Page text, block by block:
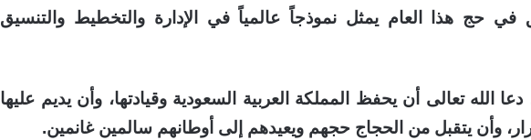
حج هذا العام يمثل نموذجاً عالمياً في الإدارة والتخطيط والتنسيق
الله تعالى أن يحفظ المملكة العربية السعودية وقيادتها، وأن يديم عليها
وأن يتقبل من الحجاج حجهم ويعيدهم إلى أوطانهم سالمين غانمين.